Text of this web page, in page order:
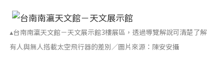
▴台南南瀛天文館－天文展示館3樓展區，透過導覽解說可清楚了解
有人與無人搭載太空飛行器的差別／圖片來源：陳安安攝